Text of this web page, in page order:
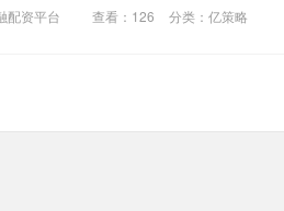
配资平台 查看： 126 分类： 亿策略